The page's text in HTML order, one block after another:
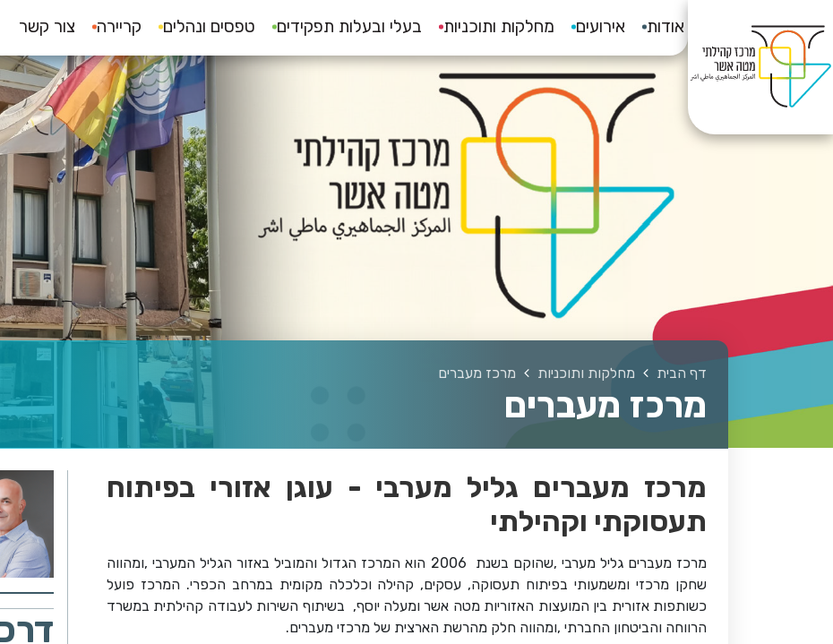
אודות אירועים מחלקות ותוכניות בעלי ובעלות תפקידים טפסים ונהלים קריירה צור קשר
דף הבית מחלקות ותוכניות מרכז מעברים
מרכז מעברים
מרכז מעברים גליל מערבי - עוגן אזורי בפיתוח
תעסוקתי וקהילתי
מרכז מעברים גליל מערבי ,שהוקם בשנת 2006 הוא המרכז הגדול והמוביל באזור הגליל המערבי ,ומהווה
שחקן מרכזי ומשמעותי בפיתוח תעסוקה, עסקים, קהילה וכלכלה מקומית במרחב הכפרי. המרכז פועל
כשותפות אזורית בין המועצות האזוריות מטה אשר ומעלה יוסף, בשיתוף השירות לעבודה קהילתית במשרד
הרווחה והביטחון החברתי ,ומהווה חלק מהרשת הארצית של מרכזי מעברים.